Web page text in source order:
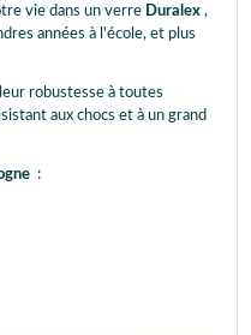
vie dans un verre Duralex ,
années à l'école, et plus
robustesse à toutes
aux chocs et à un grand
: